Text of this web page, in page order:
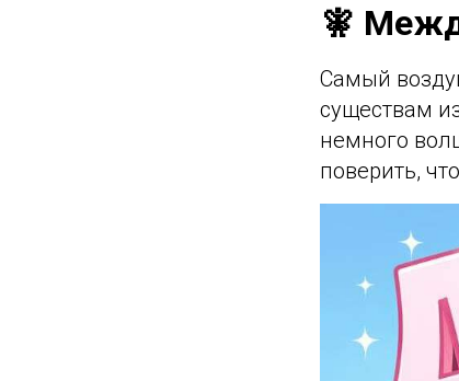
🧚
Самый
существам
немного
поверить,